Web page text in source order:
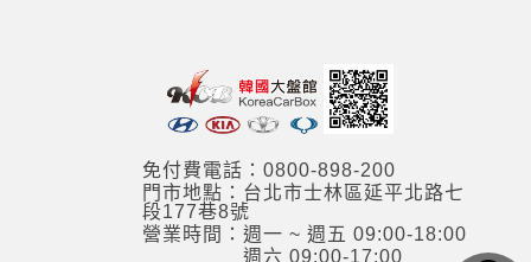
免付費電話：0800-898-200
門市地點：台北市士林區延平北路七
段177巷8號
營業時間：週一 ~ 週五 09:00-18:00
週六 09:00-17:00